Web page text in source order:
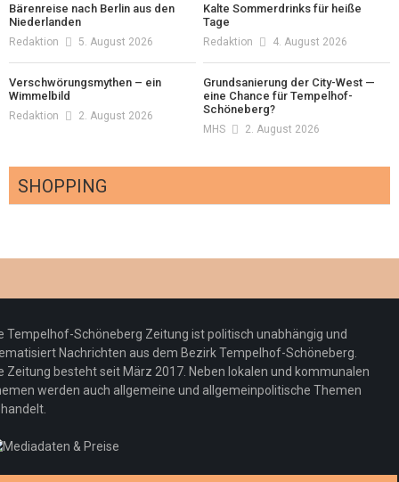
Bärenreise nach Berlin aus den
Niederlanden
Redaktion 5. August 2026
Kalte Sommerdrinks für heiße
Tage
Redaktion 4. August 2026
Verschwörungsmythen – ein
Wimmelbild
Redaktion 2. August 2026
Grundsanierung der City-West —
eine Chance für Tempelhof-
Schöneberg?
MHS 2. August 2026
SHOPPING
Redaktion 23. Juli 2026
Pepe Jeans London mit Summer Sale und
neuer Kollektion
Redaktion 19. Juli 2026
Woher kommt der Honig? – Neue EU-
Regeln gelten 14. Juni
drei neue Specials zur Fußball-WM
Tempelhof-Schöneberg Zeitung ist politisch unabhängig und
Nachrichten aus dem Bezirk Tempelhof-Schöneberg.
Zeitung besteht seit März 2017. Neben lokalen und kommunalen
werden auch allgemeine und allgemeinpolitische Themen